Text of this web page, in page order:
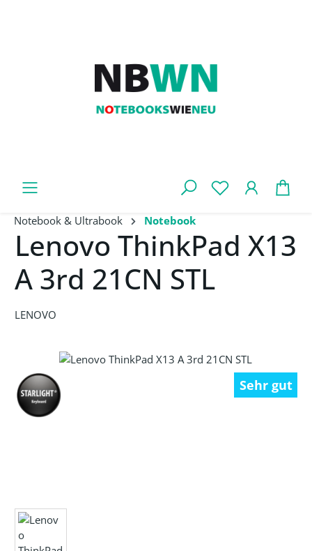
Notebook & Ultrabook Notebook
Lenovo ThinkPad X13
A 3rd 21CN STL
LENOVO
Bildergalerie überspringen
Sehr gut